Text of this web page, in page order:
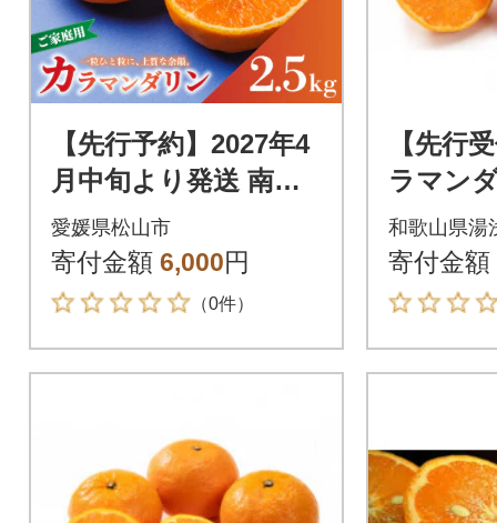
【先行予約】2027年4
月中旬より発送 南津
海・カラマンダリン
約2.5kg 家庭用 訳あ
り
愛媛県松山市
寄付金額 6,000円
（0件）
【先行
ラマン
和歌山
イズ 大
g
和歌山県湯
寄付金額